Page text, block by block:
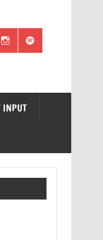
INPUT